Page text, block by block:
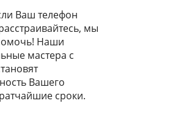
Ваш телефон
мы
Наши
мастера с
Вашего
сроки.